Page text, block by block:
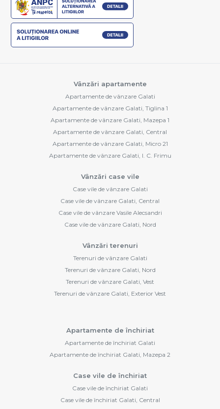
Vânzări apartamente
Apartamente de vânzare Galati
Apartamente de vânzare Galati, Tiglina 1
Apartamente de vânzare Galati, Mazepa 1
Apartamente de vânzare Galati, Central
Apartamente de vânzare Galati, Micro 21
Apartamente de vânzare Galati, I. C. Frimu
Vânzări case vile
Case vile de vânzare Galati
Case vile de vânzare Galati, Central
Case vile de vânzare Vasile Alecsandri
Case vile de vânzare Galati, Nord
Vânzări terenuri
Terenuri de vânzare Galati
Terenuri de vânzare Galati, Nord
Terenuri de vânzare Galati, Vest
Terenuri de vânzare Galati, Exterior Vest
Apartamente de închiriat
Apartamente de închiriat Galati
Apartamente de închiriat Galati, Mazepa 2
Case vile de închiriat
Case vile de închiriat Galati
Case vile de închiriat Galati, Central